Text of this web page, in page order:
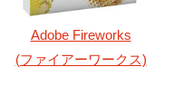
Adobe Fireworks
(ファイアーワークス)